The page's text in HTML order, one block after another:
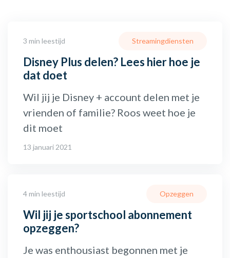
3 min leestijd
Disney Plus delen? Lees hier hoe je
dat doet
Streamingdiensten
Wil jij je Disney + account delen met je
vrienden of familie? Roos weet hoe je
dit moet
13 januari 2021
4 min leestijd
Wil jij je sportschool abonnement
opzeggen?
Opzeggen
Je was enthousiast begonnen met je